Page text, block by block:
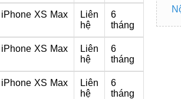
XS Max
Liên
hệ
6
tháng
XS Max
Liên
hệ
6
tháng
XS Max
Liên
hệ
6
tháng